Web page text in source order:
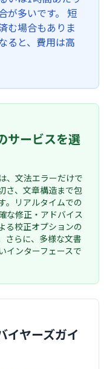
が多いです。 短
む場合もありま
ると、費用は高
サービスを選
、文法エラーだけで
さ、文章構造まで包
。リアルタイムでの
な修正・アドバイス
る校正オプションの
さらに、多様な文書
インターフェースで
イヤーズガイ